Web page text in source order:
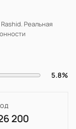
. Реальная
5.8%
200